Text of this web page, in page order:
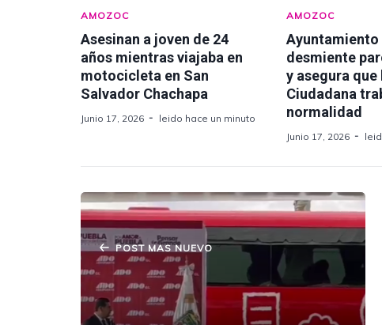
AMOZOC
Asesinan a joven de 24
años mientras viajaba en
motocicleta en San
Salvador Chachapa
Junio 17, 2026 leido hace un minuto
AMOZOC
desmiente
y asegura que
Ciudadana
normalidad
Junio 17, 2026
POST MAS NUEVO
Gobierno de Puebla Anuncia
Ampliación de Autopista y Caseta en
Amozoc